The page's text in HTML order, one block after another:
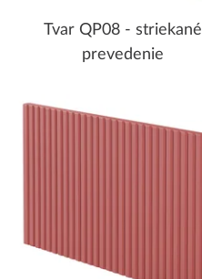
Tvar QP08 - striekané
prevedenie